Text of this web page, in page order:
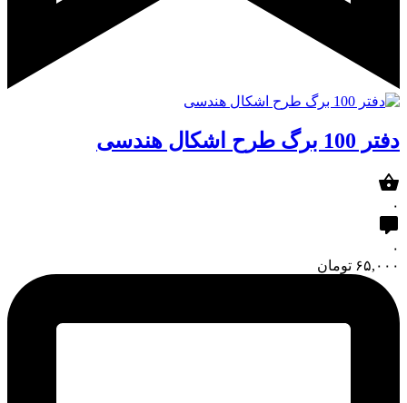
دفتر 100 برگ طرح اشکال هندسی
۰
۰
۶۵,۰۰۰ تومان